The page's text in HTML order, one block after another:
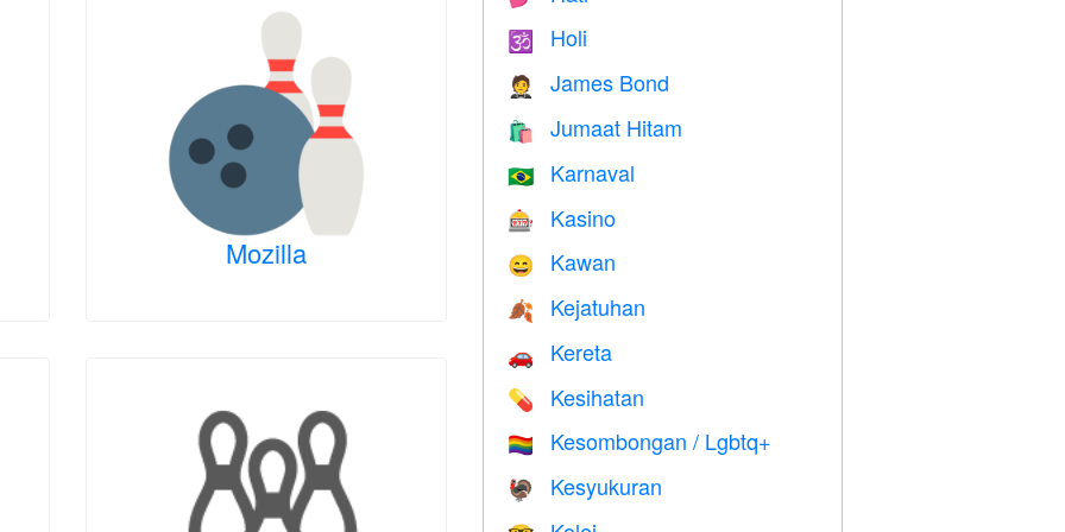
Mozilla
🕉 Holi
🤵 James Bond
🛍 Jumaat Hitam
🇧🇷 Karnaval
🎰 Kasino
😄 Kawan
🍂 Kejatuhan
🚗 Kereta
💊 Kesihatan
🏳️‍🌈 Kesombongan / Lgbtq+
🦃 Kesyukuran